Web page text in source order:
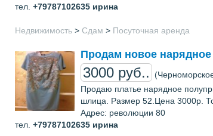
тел. +79787102635 ирина
Недвижимость > Сдам > Посуточная аренда
Продам новое нарядное
3000 руб..
Продаю платье нарядное
шлица. Размер 52.Цена 3000р.
Адрес: революции 80
тел. +79787102635 ирина